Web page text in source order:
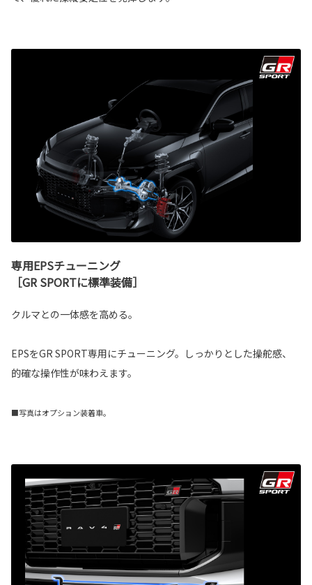
専用EPSチューニング
［GR SPORTに標準装備］
クルマとの一体感を高める。
EPSをGR SPORT専用にチューニング。しっかりとした操舵感、
的確な操作性が味わえます。
■写真はオプション装着車。